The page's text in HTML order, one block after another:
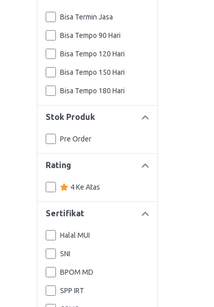
Bisa Termin Jasa
Bisa Tempo 90 Hari
Bisa Tempo 120 Hari
Bisa Tempo 150 Hari
Bisa Tempo 180 Hari
Stok Produk
Pre Order
Rating
4 Ke Atas
Sertifikat
Halal MUI
SNI
BPOM MD
SPP IRT